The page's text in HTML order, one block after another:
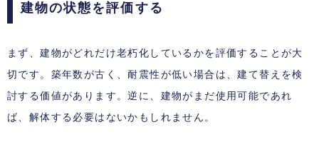
建物の状態を評価する
まず、建物がどれだけ老朽化しているかを評価することが大
切です。築年数が古く、耐震性が低い場合は、建て替えを検
討する価値があります。逆に、建物がまだ使用可能であれ
ば、解体する必要はないかもしれません。